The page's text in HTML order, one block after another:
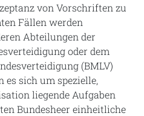
von Vorschriften zu
Fällen werden
Abteilungen der
oder dem
(BMLV)
es sich um spezielle,
liegende Aufgaben
Bundesheer einheitliche